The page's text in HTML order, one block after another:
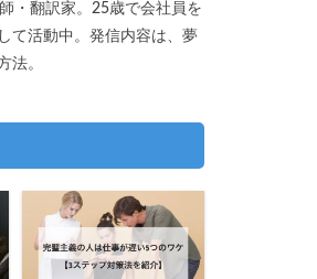
・翻訳家。25歳で会社員を
て活動中。発信内容は、夢
法。